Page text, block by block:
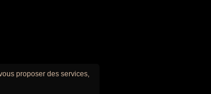
proposer des services,